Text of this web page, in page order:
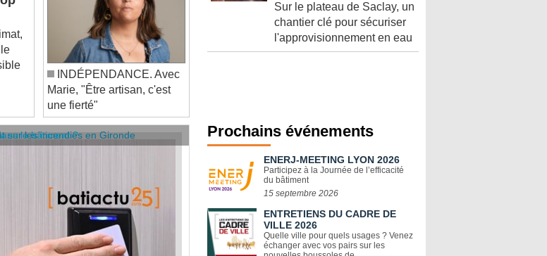
INDÉPENDANCE. Avec
Marie, "Être artisan, c'est
une fierté"
sur les incendies en Gironde
le bâtiment ?
Sur le plateau de Saclay, un
chantier clé pour sécuriser
l'approvisionnement en eau
Prochains événements
ENERJ-MEETING LYON 2026
Participez à la Journée de l’efficacité
du bâtiment
15 septembre 2026
ENTRETIENS DU CADRE DE
VILLE 2026
Quelle ville pour quels usages ? Venez
échanger avec vos pairs sur les